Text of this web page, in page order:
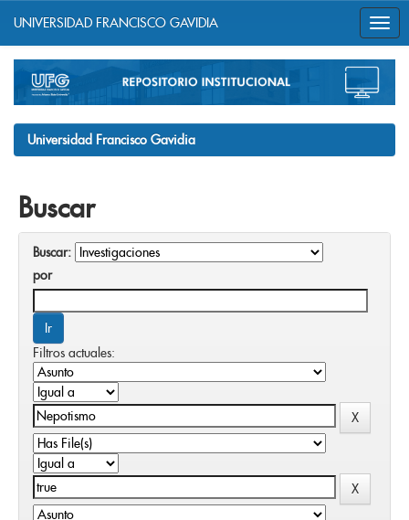
navigation
UNIVERSIDAD FRANCISCO GAVIDIA
Universidad Francisco Gavidia
Buscar
Buscar:
por
Filtros actuales: